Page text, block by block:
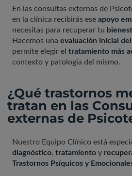
En las consultas externas de
en la clínica recibirás ese apoyo
necesitas para recuperar tu
Hacemos una evaluación inicial
permite elegir el tratamiento más
contexto y patología del mismo.
¿Qué trastornos
tratan en las
externas de
Nuestro Equipo Clínico está
diagnóstico, tratamiento y
Trastornos Psíquicos y